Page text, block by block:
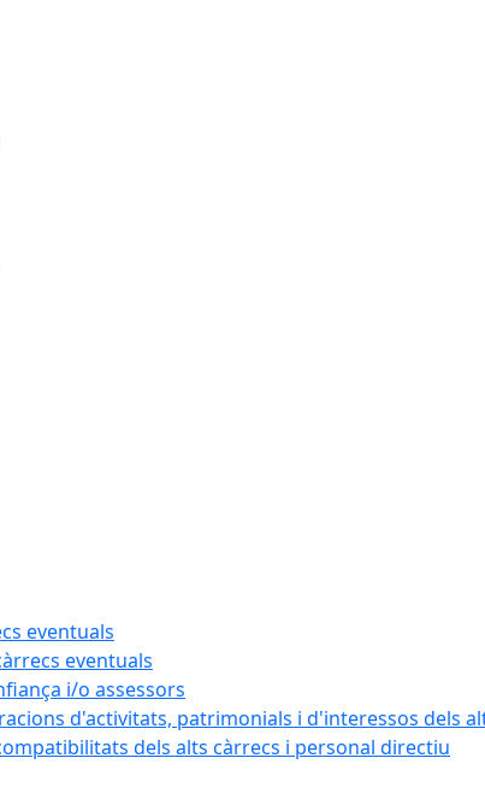
eventuals
eventuals
i/o assessors
d'activitats, patrimonials i d'interessos dels
dels alts càrrecs i personal directiu